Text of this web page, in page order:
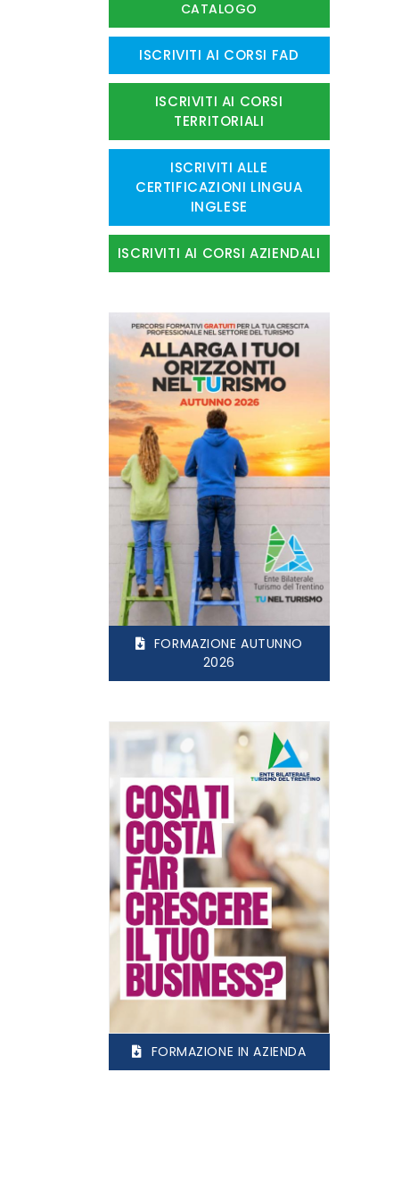
CATALOGO
ISCRIVITI AI CORSI FAD
ISCRIVITI AI CORSI
TERRITORIALI
ISCRIVITI ALLE
CERTIFICAZIONI LINGUA
INGLESE
ISCRIVITI AI CORSI AZIENDALI
FORMAZIONE AUTUNNO
2026
FORMAZIONE IN AZIENDA